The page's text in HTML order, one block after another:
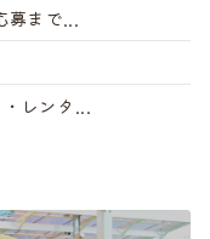
募まで...
・レンタ...